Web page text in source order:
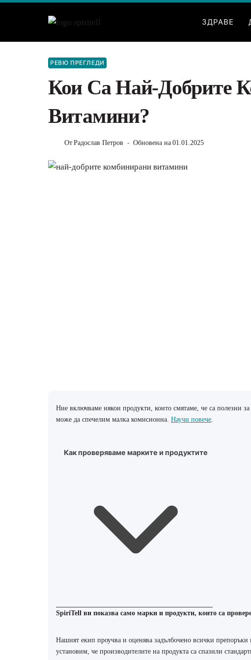
съдържанието
ЗДРАВЕ
РЕВЮ ПРЕГЛЕДИ
Кои Са Най-Добрите
Витамини?
От Радослав Петров Обновена на 01.01.2025
Ние включваме някои продукти, които смятаме, че са полезни
може да спечелим малка комисионна. Научи повече.
Как проверяваме марките и продуктите
SpiriTell ви показва само марки и продукти, които са
Нашият екип проучва и оценява задълбочено всички
установим, че производителите на продукта са спазили